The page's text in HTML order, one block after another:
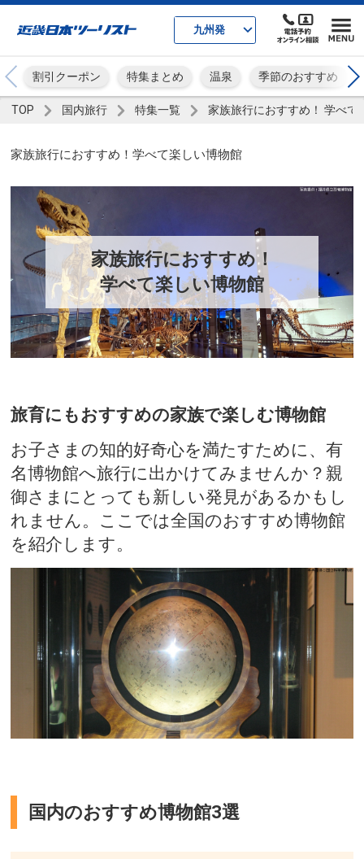
九州発
割引クーポン 特集まとめ 温泉 季節のおすすめ
TOP 国内旅行 特集一覧 家族旅行におすすめ！ 学べて
家族旅行におすすめ！学べて楽しい博物館
家族旅行におすすめ！
学べて楽しい博物館
旅育にもおすすめの家族で楽しむ博物館
お子さまの知的好奇心を満たすために、有
名博物館へ旅行に出かけてみませんか？親
御さまにとっても新しい発見があるかもし
れません。ここでは全国のおすすめ博物館
を紹介します。
国内のおすすめ博物館3選